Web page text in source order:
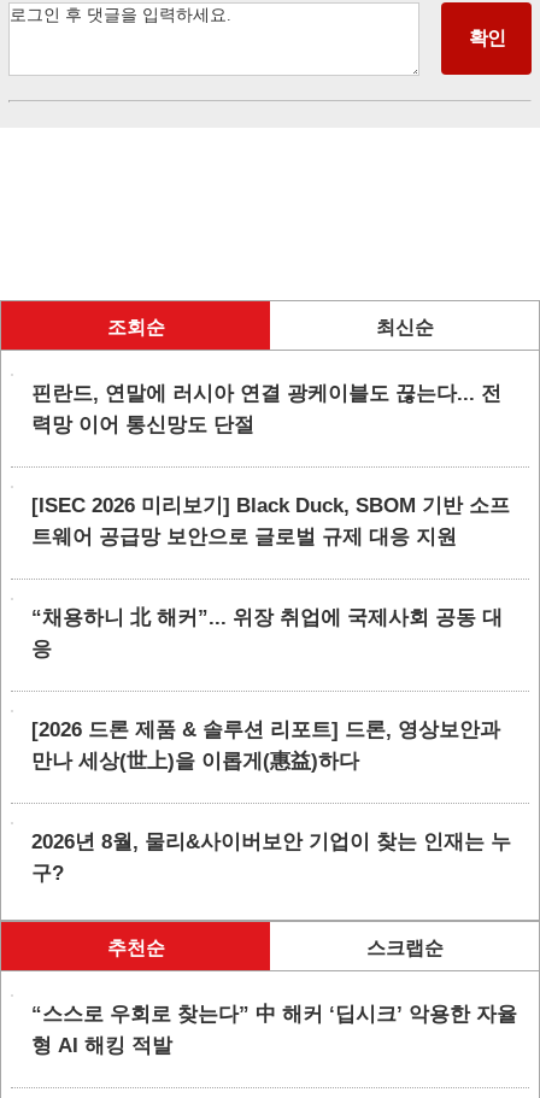
조회순 최신순
핀란드, 연말에 러시아 연결 광케이블도 끊는다... 전
력망 이어 통신망도 단절
[ISEC 2026 미리보기] Black Duck, SBOM 기반 소프
트웨어 공급망 보안으로 글로벌 규제 대응 지원
“채용하니 北 해커”... 위장 취업에 국제사회 공동 대
응
[2026 드론 제품 & 솔루션 리포트] 드론, 영상보안과
만나 세상(世上)을 이롭게(惠益)하다
2026년 8월, 물리&사이버보안 기업이 찾는 인재는 누
구?
추천순 스크랩순
“스스로 우회로 찾는다” 中 해커 ‘딥시크’ 악용한 자율
형 AI 해킹 적발